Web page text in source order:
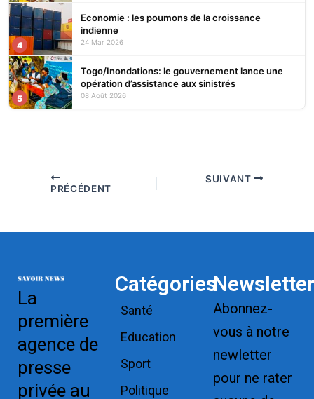
4
Economie : les poumons de la croissance
indienne
24 Mar 2026
5
Togo/Inondations: le gouvernement lance une
opération d’assistance aux sinistrés
08 Août 2026
PRÉCÉDENT
SUIVANT
La
première
agence de
presse
privée au
Catégories
Santé
Education
Sport
Politique
Newsletter
Abonnez-
vous à notre
newletter
pour ne rater